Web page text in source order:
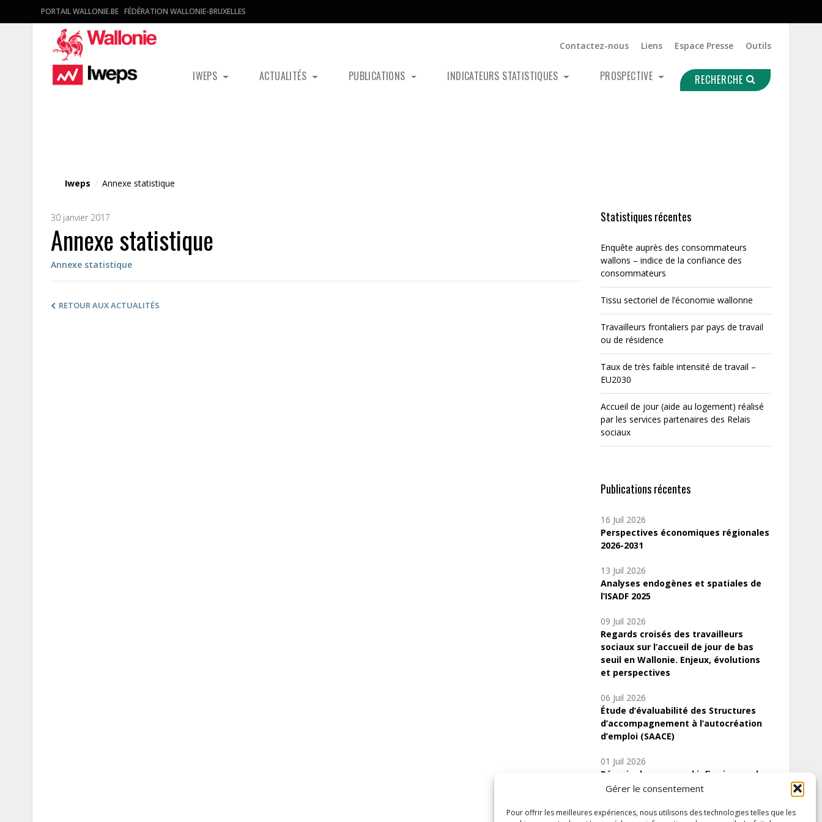
Gérer le consentement
Pour offrir les meilleures expériences, nous utilisons des technologies telles que les
PORTAIL WALLONIE.BE FÉDÉRATION WALLONIE-BRUXELLES
Contactez-nous Liens Espace Presse Outils
IWEPS ACTUALITÉS PUBLICATIONS INDICATEURS STATISTIQUES PROSPECTIVE RECHERCHE
Iweps / Annexe statistique
30 janvier 2017
Annexe statistique
Annexe statistique
RETOUR AUX ACTUALITÉS
Statistiques récentes
Enquête auprès des consommateurs
wallons – indice de la confiance des
consommateurs
Tissu sectoriel de l’économie wallonne
Travailleurs frontaliers par pays de travail
ou de résidence
Taux de très faible intensité de travail –
EU2030
Accueil de jour (aide au logement) réalisé
par les services partenaires des Relais
sociaux
Publications récentes
16 Juil 2026
Perspectives économiques régionales
2026-2031
13 Juil 2026
Analyses endogènes et spatiales de
l’ISADF 2025
09 Juil 2026
Regards croisés des travailleurs
sociaux sur l’accueil de jour de bas
seuil en Wallonie. Enjeux, évolutions
et perspectives
06 Juil 2026
Étude d’évaluabilité des Structures
d’accompagnement à l’autocréation
d’emploi (SAACE)
01 Juil 2026
Pénurie du personnel infirmier :quels
indicateurs d’offre de soins pour